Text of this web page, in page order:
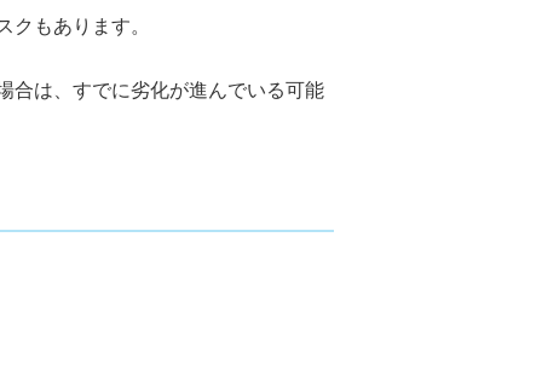
もあります。
合は、すでに劣化が進んでいる可能